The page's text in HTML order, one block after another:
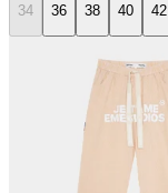
34 36 38 40 42